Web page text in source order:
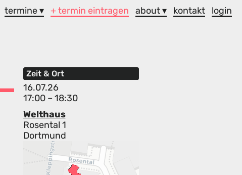
termine ▾ + termin eintragen about ▾ kontakt login
Zeit & Ort
16.07.26
17:00 – 18:30
Welthaus
Rosental 1
Dortmund